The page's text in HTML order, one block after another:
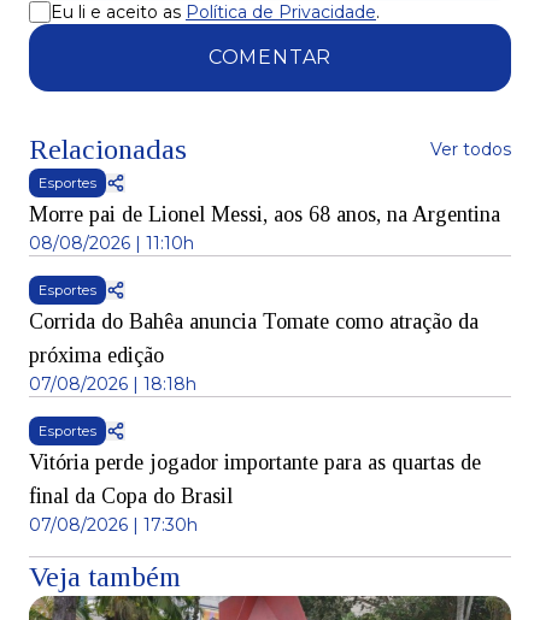
Eu li e aceito as Política de Privacidade.
COMENTAR
Relacionadas Ver todos
Esportes
Morre pai de Lionel Messi, aos 68 anos, na Argentina
08/08/2026 | 11:10h
Esportes
Corrida do Bahêa anuncia Tomate como atração da
próxima edição
07/08/2026 | 18:18h
Esportes
Vitória perde jogador importante para as quartas de
final da Copa do Brasil
07/08/2026 | 17:30h
Veja também